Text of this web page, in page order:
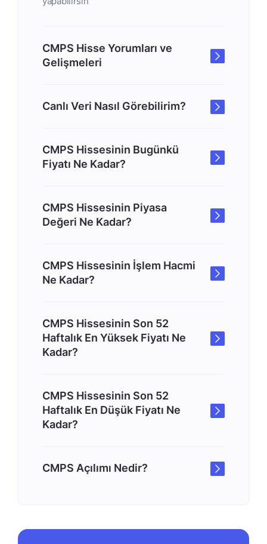
CMPS Hisse Yorumları ve
Gelişmeleri
Canlı Veri Nasıl Görebilirim?
CMPS Hissesinin Bugünkü
Fiyatı Ne Kadar?
CMPS Hissesinin Piyasa
Değeri Ne Kadar?
CMPS Hissesinin İşlem Hacmi
Ne Kadar?
CMPS Hissesinin Son 52
Haftalık En Yüksek Fiyatı Ne
Kadar?
CMPS Hissesinin Son 52
Haftalık En Düşük Fiyatı Ne
Kadar?
CMPS Açılımı Nedir?